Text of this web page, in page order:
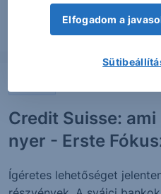
2013. március 20.
Credit Suisse:
nyer - Erste
Ígéretes lehetőséget
Elfogadom a